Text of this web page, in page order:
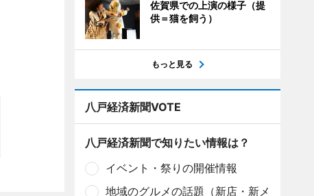
佐賀県での上演の様子（提
供＝猫を飼う）
もっと見る
八戸経済新聞VOTE
八戸経済新聞で知りたい情報は？
イベント・祭りの開催情報
地域のグルメの話題（新店・新メ